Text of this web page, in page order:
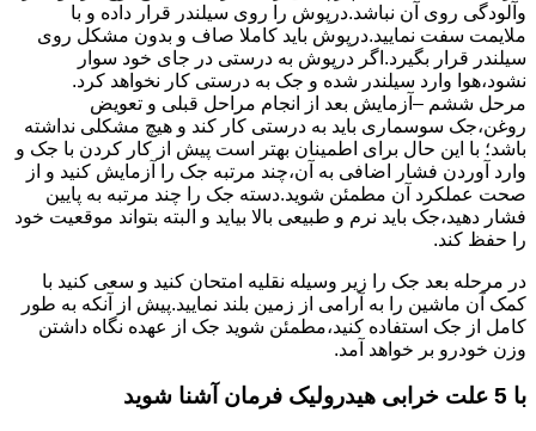
وآلودگی روی آن نباشد.درپوش را روی سیلندر قرار داده و با
ملایمت سفت نمایید.درپوش باید کاملا صاف و بدون مشکل روی
سیلندر قرار بگیرد.اگر درپوش به درستی در جای خود سوار
نشود،هوا وارد سیلندر شده و جک به درستی کار نخواهد کرد.
مرحل ششم –آزمایش بعد از انجام مراحل قبلی و تعویض
روغن،جک سوسماری باید به درستی کار کند و هیچ مشکلی نداشته
باشد؛ با این حال برای اطمینان بهتر است پیش از کار کردن با جک و
وارد آوردن فشار اضافی به آن،چند مرتبه جک را آزمایش کنید و از
صحت عملکرد آن مطمئن شوید.دسته جک را چند مرتبه به پایین
فشار دهید،جک باید نرم و طبیعی بالا بیاید و البته بتواند موقعیت خود
را حفظ کند.
در مرحله بعد جک را زیر وسیله نقلیه امتحان کنید و سعی کنید با
کمک آن ماشین را به آرامی از زمین بلند نمایید.پیش از آنکه به طور
کامل از جک استفاده کنید،مطمئن شوید جک از عهده نگاه داشتن
وزن خودرو بر خواهد آمد.
با 5 علت خرابی هیدرولیک فرمان آشنا شوید